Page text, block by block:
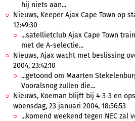
hij niets aan...
Nieuws, Keeper Ajax Cape Town op
12:49:30
...satellietclub Ajax Cape Town
met de A-selectie...
Nieuws, Ajax wacht met beslissing
2004, 23:42:10
...getoond om Maarten
Vooralsnog zullen die...
Nieuws, Koeman blijft bij 4-3-3 en
woensdag, 23 januari 2004, 18:56:53
...komend weekend tegen NEC zal